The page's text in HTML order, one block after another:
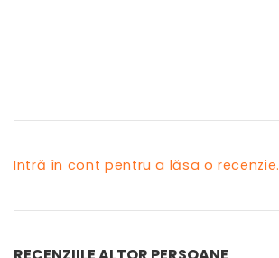
Intră în cont pentru a lăsa o recenzie.